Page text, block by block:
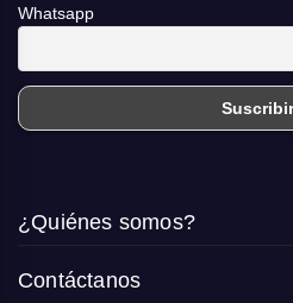
Whatsapp
¿Quiénes somos?
Contáctanos